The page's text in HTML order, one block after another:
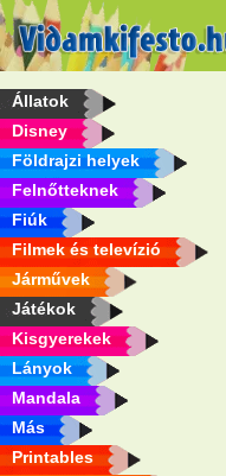
Állatok
Disney
Földrajzi helyek
Felnőtteknek
Fiúk
Filmek és televízió
Járművek
Játékok
Kisgyerekek
Lányok
Mandala
Más
Printables